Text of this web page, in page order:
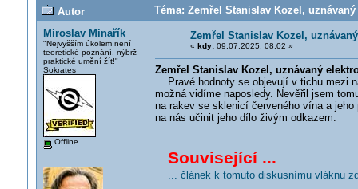
Autor
Téma: Zemřel Stanislav Kozel,
Miroslav Minařík
"Nejvyšším úkolem není
teoretické poznání, nýbrž
praktické umění žít!"
Sokrates
Offline
Zemřel Stanislav Kozel,
« kdy:09.07.2025, 08:02 »
Zemřel Stanislav Kozel, uznávaný
Pravé hodnoty se objevují v tichu mezi
možná vidíme naposledy. Nevěřil jsem
na rakev se sklenicí červeného vína a
na nás učinit jeho dílo živým odkazem.
Související ...
... článek k tomuto diskusnímu vláknu